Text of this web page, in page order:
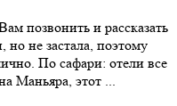
позвонить и рассказать
не застала, поэтому
По сафари: отели все
Маньяра, этот ...